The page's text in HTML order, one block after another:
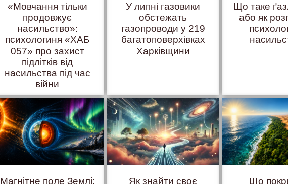
«Мовчання тільки
продовжує
насильство»:
психологиня «ХАБ
057» про захист
підлітків від
насильства під час
війни
У липні газовики
обстежать
газопроводи у 219
багатоповерхівках
Харківщини
Що таке
або як
Магнітне поле Землі: Як знайти своє Що